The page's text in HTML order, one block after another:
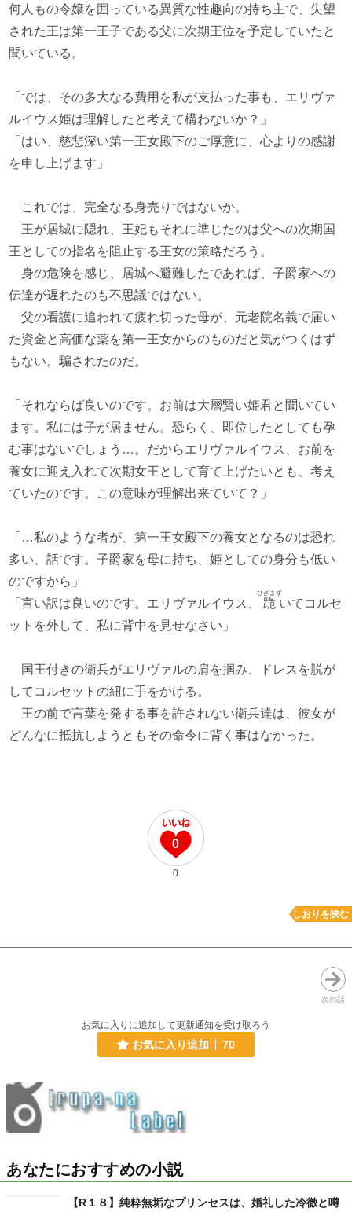
何人もの令嬢を囲っている異質な性趣向の持ち主で、失望
された王は第一王子である父に次期王位を予定していたと
聞いている。
「では、その多大なる費用を私が支払った事も、エリヴァ
ルイウス姫は理解したと考えて構わないか？」
「はい、慈悲深い第一王女殿下のご厚意に、心よりの感謝
を申し上げます」
これでは、完全なる身売りではないか。
王が居城に隠れ、王妃もそれに準じたのは父への次期国
王としての指名を阻止する王女の策略だろう。
身の危険を感じ、居城へ避難したであれば、子爵家への
伝達が遅れたのも不思議ではない。
父の看護に追われて疲れ切った母が、元老院名義で届い
た資金と高価な薬を第一王女からのものだと気がつくはず
もない。騙されたのだ。
「それならば良いのです。お前は大層賢い姫君と聞いてい
ます。私には子が居ません。恐らく、即位したとしても孕
む事はないでしょう…。だからエリヴァルイウス、お前を
養女に迎え入れて次期女王として育て上げたいとも、考え
ていたのです。この意味が理解出来ていて？」
「…私のような者が、第一王女殿下の養女となるのは恐れ
多い、話です。子爵家を母に持ち、姫としての身分も低い
のですから」
「言い訳は良いのです。エリヴァルイウス、
跪
ひざまず
いてコルセ
ットを外して、私に背中を見せなさい」
国王付きの衛兵がエリヴァルの肩を掴み、ドレスを脱が
してコルセットの紐に手をかける。
王の前で言葉を発する事を許されない衛兵達は、彼女が
どんなに抵抗しようともその命令に背く事はなかった。
0
0
しおりを挟む
次の話
お気に入りに追加して更新通知を受け取ろう
お気に入り追加 70
あなたにおすすめの小説
【R１８】純粋無垢なプリンセスは、婚礼した冷徹と噂